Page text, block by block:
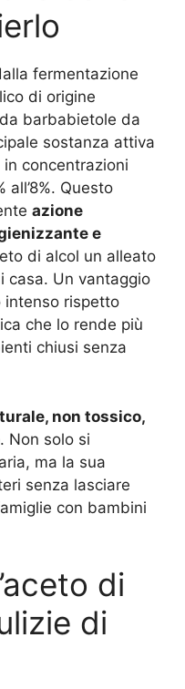
fermentazione
di origine
barbabietole da
sostanza attiva
concentrazioni
Questo
azione
e
di alcol un alleato
casa. Un vantaggio
intenso rispetto
che lo rende più
chiusi senza
non tossico,
. Non solo si
ma la sua
senza lasciare
con bambini
di
di